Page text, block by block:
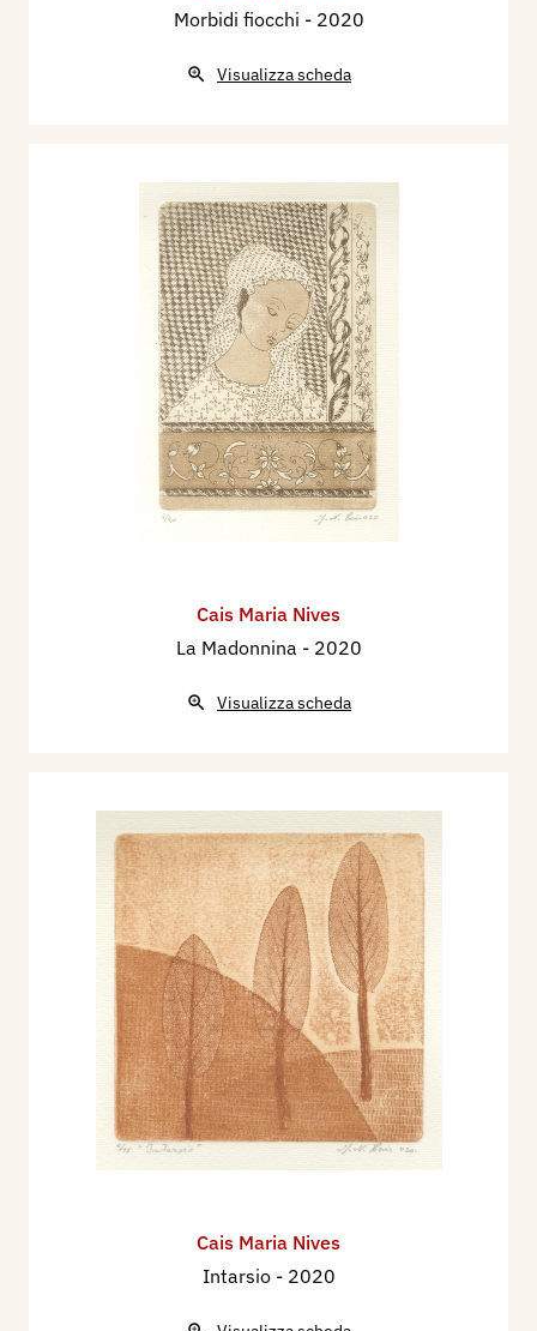
Morbidi fiocchi - 2020
Visualizza scheda
Cais Maria Nives
La Madonnina - 2020
Visualizza scheda
Cais Maria Nives
Intarsio - 2020